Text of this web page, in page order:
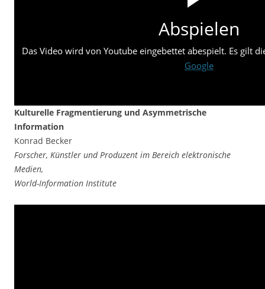
Abspielen
Das Video wird von Youtube eingebettet abespielt. Es gilt
Google
Kulturelle Fragmentierung und Asymmetrische
Information
Konrad Becker
Forscher, Künstler und Produzent im Bereich elektronische
Medien,
World-Information Institute